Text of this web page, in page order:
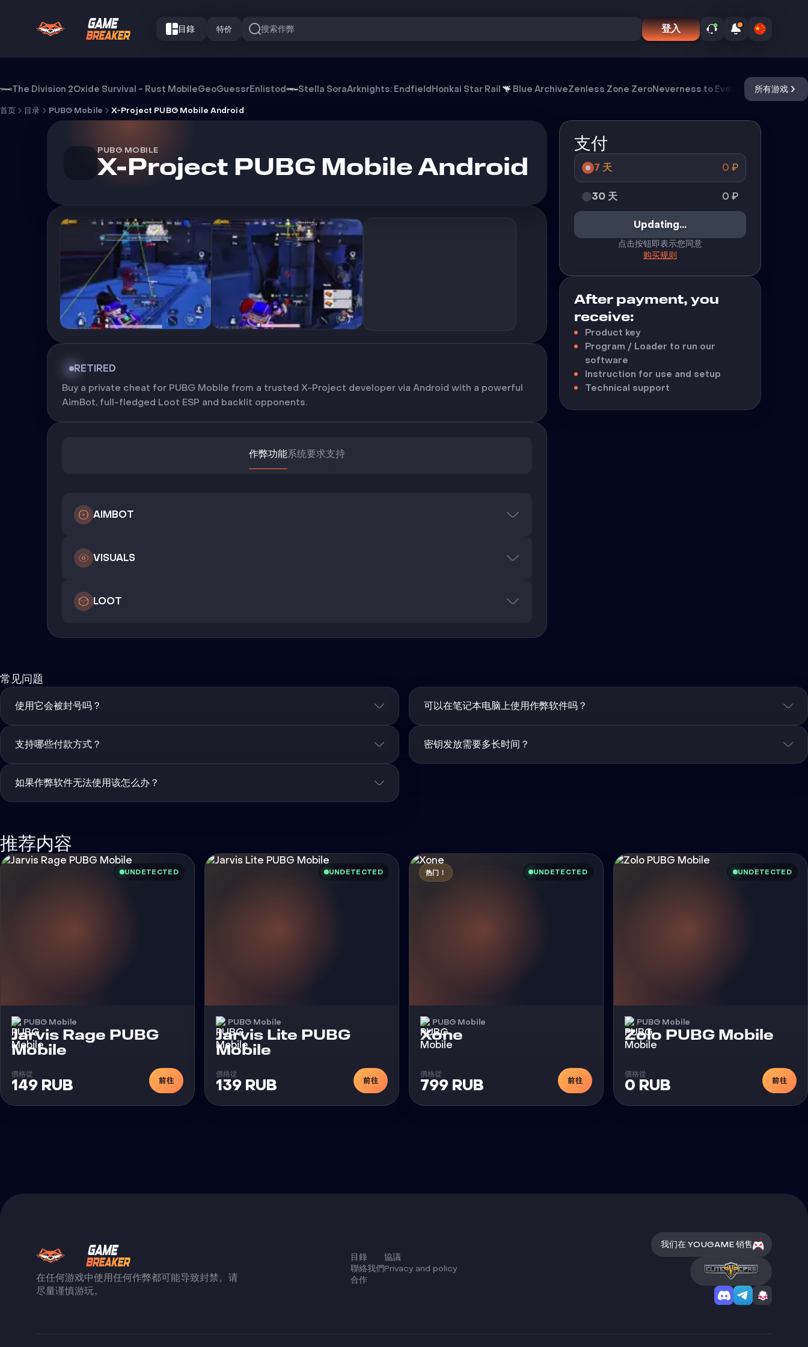
目錄 特价 搜索作弊 登入
The Division 2Oxide Survival - Rust MobileGeoGuessrEnlistod Stella SoraArknights: EndfieldHonkai Star Rail Blue ArchiveZenless Zone ZeroNeverness to Everness Meccha
所有游戏
首页 目录 PUBG Mobile X-Project PUBG Mobile Android
PUBG MOBILE
X-Project PUBG Mobile Android
RETIRED
Buy a private cheat for PUBG Mobile from a trusted X-Project developer via Android with a powerful
AimBot, full-fledged Loot ESP and backlit opponents.
作弊功能系统要求支持
AIMBOT
VISUALS
LOOT
支付
7 天 0 ₽
30 天 0 ₽
Updating...
点击按钮即表示您同意
购买规则
After payment, you
receive:
Product key
Program / Loader to run our
software
Instruction for use and setup
Technical support
常见问题
使用它会被封号吗？ 可以在笔记本电脑上使用作弊软件吗？
支持哪些付款方式？ 密钥发放需要多长时间？
如果作弊软件无法使用该怎么办？
推荐内容
UNDETECTED
PUBG Mobile
Jarvis Rage PUBG
Mobile
價格從
149 RUB 前往
UNDETECTED
PUBG Mobile
Jarvis Lite PUBG
Mobile
價格從
139 RUB 前往
热门！ UNDETECTED
PUBG Mobile
Xone
價格從
799 RUB 前往
UNDETECTED
PUBG Mobile
Zolo PUBG Mobile
價格從
0 RUB 前往
在任何游戏中使用任何作弊都可能导致封禁。请
尽量谨慎游玩。
目錄
聯絡我們
合作
協議
Privacy and policy
我们在 YOUGAME 销售